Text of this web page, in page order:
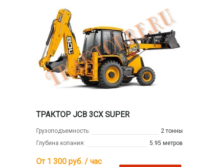
ТРАКТОР JCB 3CX SUPER
Грузоподъемность:
2 тонны
Глубина копания:
5.95 метров
От 1 300 руб. / час